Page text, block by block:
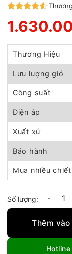
4.5
gốc
là:
1.850.000 ₫.
hiện
tại
1.630.000 ₫.
Thương Hiệu
Lưu lượng gió
Công suất
Điện áp
Xuất xứ
Bảo hành
Mua nhiều
Quạt thông gió
Thêm vào
Hotline